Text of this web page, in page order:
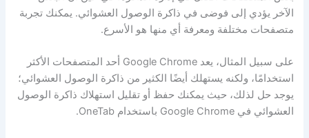
الآخر يؤدي إلى فوضى في ذاكرة الوصول العشوائي. يمكنك تجربة
متصفحات مختلفة ومعرفة أي منها هو الأسرع.
على سبيل المثال، يعد Google Chrome أحد المتصفحات الأكثر
استخدامًا، ولكنه يستهلك أيضًا الكثير من ذاكرة الوصول العشوائي؛
يوجد حل لذلك، حيث يمكنك حفظ أو تقليل استهلاك ذاكرة الوصول
العشوائي في Google Chrome باستخدام OneTab.